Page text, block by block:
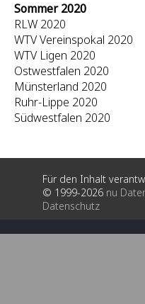
Sommer 2020
RLW 2020
WTV Vereinspokal 2020
WTV Ligen 2020
Ostwestfalen 2020
Münsterland 2020
Ruhr-Lippe 2020
Südwestfalen 2020
Für den Inhalt
© 1999-2026 nu
Datenschutz